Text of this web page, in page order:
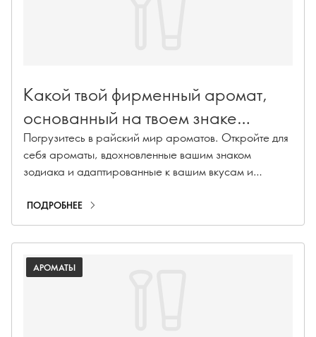
Какой твой фирменный аромат,
основанный на твоем знаке
зодиака?
Погрузитесь в райский мир ароматов. Откройте для
себя ароматы, вдохновленные вашим знаком
зодиака и адаптированные к вашим вкусам и
ПОДРОБНЕЕ
АРОМАТЫ